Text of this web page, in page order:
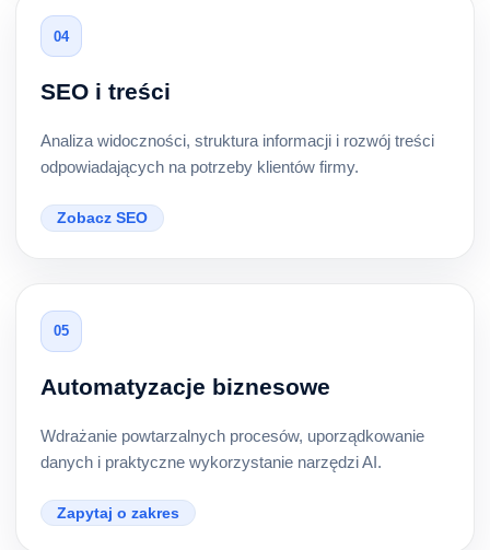
04
SEO i treści
Analiza widoczności, struktura informacji i rozwój treści
odpowiadających na potrzeby klientów firmy.
Zobacz SEO
05
Automatyzacje biznesowe
Wdrażanie powtarzalnych procesów, uporządkowanie
danych i praktyczne wykorzystanie narzędzi AI.
Zapytaj o zakres